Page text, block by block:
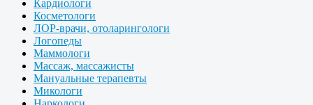
Кардиологи
Косметологи
ЛОР-врачи, отоларингологи
Логопеды
Маммологи
Массаж, массажисты
Мануальные терапевты
Микологи